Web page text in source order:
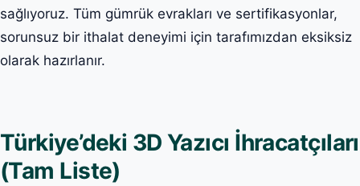
sağlıyoruz. Tüm gümrük evrakları ve sertifikasyonlar,
sorunsuz bir ithalat deneyimi için tarafımızdan eksiksiz
olarak hazırlanır.
Türkiye’deki 3D Yazıcı İhracatçıları
(Tam Liste)